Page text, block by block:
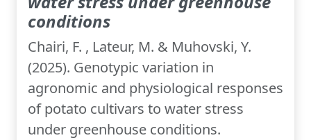
conditions
Chairi, F. , Lateur, M. & Muhovski, Y.
(2025). Genotypic variation in
agronomic and physiological responses
of potato cultivars to water stress
under greenhouse conditions.